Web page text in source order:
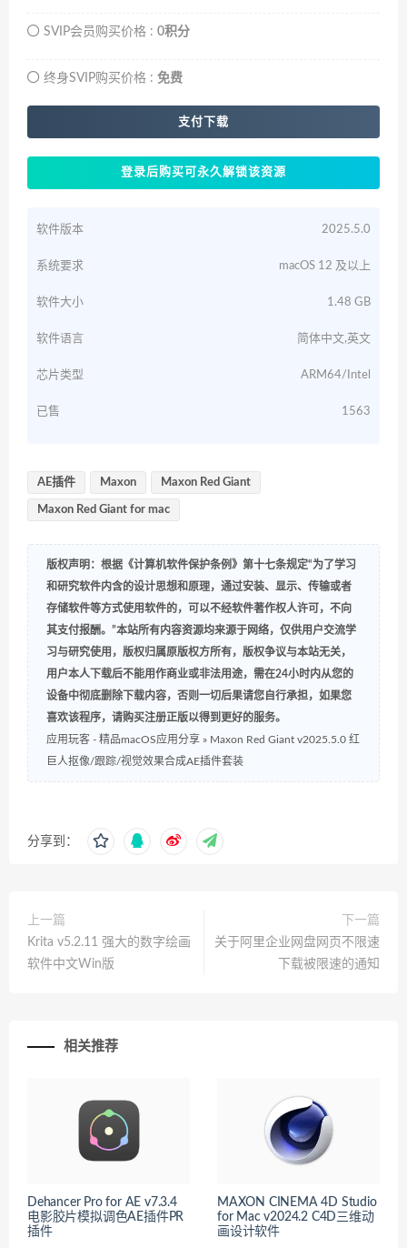
SVIP会员购买价格 : 0积分
终身SVIP购买价格 : 免费
支付下载
登录后购买可永久解锁该资源
软件版本 2025.5.0
系统要求 macOS 12 及以上
软件大小 1.48 GB
软件语言 简体中文,英文
芯片类型 ARM64/Intel
已售 1563
AE插件 Maxon Maxon Red Giant
Maxon Red Giant for mac
版权声明：根据《计算机软件保护条例》第十七条规定“为了学习
和研究软件内含的设计思想和原理，通过安装、显示、传输或者
存储软件等方式使用软件的，可以不经软件著作权人许可，不向
其支付报酬。”本站所有内容资源均来源于网络，仅供用户交流学
习与研究使用，版权归属原版权方所有，版权争议与本站无关，
用户本人下载后不能用作商业或非法用途，需在24小时内从您的
设备中彻底删除下载内容，否则一切后果请您自行承担，如果您
喜欢该程序，请购买注册正版以得到更好的服务。
应用玩客 - 精品macOS应用分享 » Maxon Red Giant v2025.5.0 红
巨人抠像/跟踪/视觉效果合成AE插件套装
分享到：
上一篇
Krita v5.2.11 强大的数字绘画
软件中文Win版
下一篇
关于阿里企业网盘网页不限速
下载被限速的通知
相关推荐
Dehancer Pro for AE v7.3.4
电影胶片模拟调色AE插件PR
插件
MAXON CINEMA 4D Studio
for Mac v2024.2 C4D三维动
画设计软件